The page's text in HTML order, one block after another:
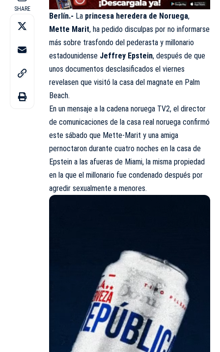
SHARE
Berlín.- La princesa heredera de Noruega,
Mette Marit, ha pedido disculpas por no informarse
más sobre trasfondo del pederasta y millonario
estadounidense Jeffrey Epstein, después de que
unos documentos desclasificados el viernes
revelasen que visitó la casa del magnate en Palm
Beach.
En un mensaje a la cadena noruega TV2, el director
de comunicaciones de la casa real noruega confirmó
este sábado que Mette-Marit y una amiga
pernoctaron durante cuatro noches en la casa de
Epstein a las afueras de Miami, la misma propiedad
en la que el millonario fue condenado después por
agredir sexualmente a menores.